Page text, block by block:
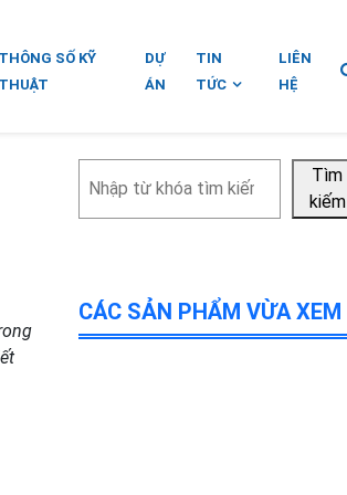
THÔNG SỐ KỸ
THUẬT
DỰ
ÁN
TIN
TỨC
LIÊN
HỆ
kiếm
Tìm
kiếm
CÁC SẢN PHẨM VỪA XEM